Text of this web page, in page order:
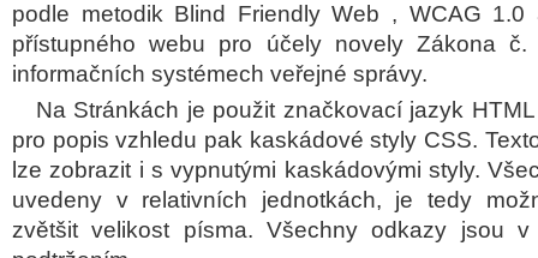
podle metodik Blind Friendly Web , WCAG 1.0
přístupného webu pro účely novely Zákona
informačních systémech veřejné správy.
Na Stránkách je použit značkovací jazyk
pro popis vzhledu pak kaskádové styly CSS.
lze zobrazit i s vypnutými kaskádovými styly.
uvedeny v relativních jednotkách, je tedy
zvětšit velikost písma. Všechny odkazy jsou